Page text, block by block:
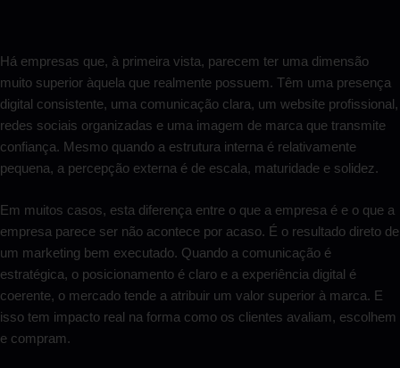
Há empresas que, à primeira vista, parecem ter uma dimensão
muito superior àquela que realmente possuem. Têm uma presença
digital consistente, uma comunicação clara, um website profissional,
redes sociais organizadas e uma imagem de marca que transmite
confiança. Mesmo quando a estrutura interna é relativamente
pequena, a percepção externa é de escala, maturidade e solidez.
Em muitos casos, esta diferença entre o que a empresa é e o que a
empresa parece ser não acontece por acaso. É o resultado direto de
um marketing bem executado. Quando a comunicação é
estratégica, o posicionamento é claro e a experiência digital é
coerente, o mercado tende a atribuir um valor superior à marca. E
isso tem impacto real na forma como os clientes avaliam, escolhem
e compram.